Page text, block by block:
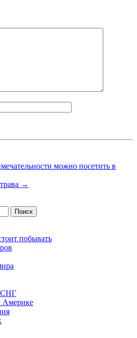
можно посетить в
→
побывать
СНГ
Америке